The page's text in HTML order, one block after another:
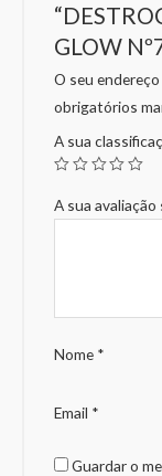
GLOW
O seu
obrigatórios
A sua
A sua
Nome *
Email *
Guardar o